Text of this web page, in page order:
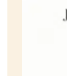
vivants et